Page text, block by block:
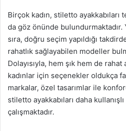
Birçok kadın, stiletto
da göz önünde bulundurmaktadır.
sıra, doğru seçim yapıldığı
rahatlık sağlayabilen modeller
Dolayısıyla, hem şık hem de rahat
kadınlar için seçenekler oldukça
markalar, özel tasarımlar ile
stiletto ayakkabıları daha
çalışmaktadır.